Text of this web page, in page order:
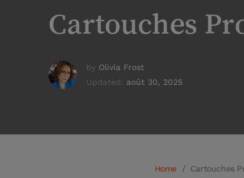
Cartouches
by Olivia Frost
Updated: août 30, 2025
Home / Cartouches